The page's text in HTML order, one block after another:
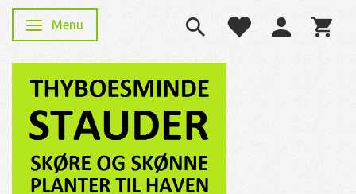
Skifte navigation
Menu